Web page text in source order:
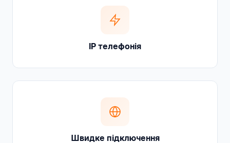
IP телефонія
Швидке підключення